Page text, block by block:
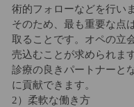
術的フォローなどを行い
そのため、最も重要な点
取ることです。オペの立
売込むことが求められま
診療の良きパートナーと
に貢献できます。
2）柔軟な働き方